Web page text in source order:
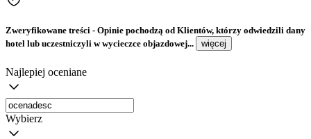
Zweryfikowane treści - Opinie pochodzą od Klientów, którzy odwiedzili dany
hotel lub uczestniczyli w wycieczce objazdowej...
więcej
Najlepiej oceniane
Wybierz